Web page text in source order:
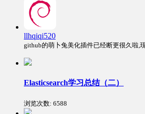
llhqiqi520
github的萌卜兔美化插件已经断更很久啦,
Elasticsearch学习总结（二）
浏览次数: 6588